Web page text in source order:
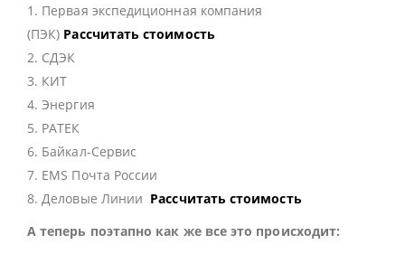
1. Первая экспедиционная компания
(ПЭК) Рассчитать стоимость
2. СДЭК
3. КИТ
4. Энергия
5. РАТЕК
6. Байкал-Сервис
7. EMS Почта России
8. Деловые Линии Рассчитать стоимость
А теперь поэтапно как же все это происходит: